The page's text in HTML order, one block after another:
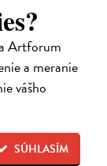
Artforum
a meranie
vášho
SÚHLASÍM